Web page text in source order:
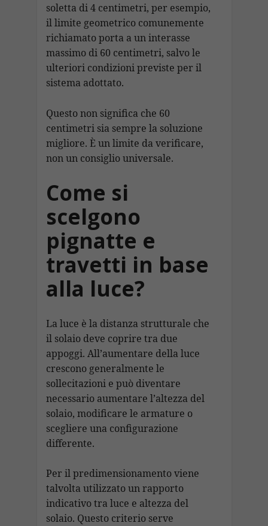
soletta di 4 centimetri, per esempio,
il limite geometrico comunemente
richiamato porta a un interasse
massimo di 60 centimetri, salvo le
ulteriori condizioni previste per il
sistema adottato.
Questo non significa che 60
centimetri sia sempre la soluzione
migliore. È un limite da verificare,
non un consiglio universale.
Come si
scelgono
pignatte e
travetti in base
alla luce?
La luce è la distanza strutturale che
il solaio deve coprire tra due
appoggi. All’aumentare della luce
crescono generalmente le
sollecitazioni e può diventare
necessario aumentare l’altezza del
solaio, modificare le armature o
scegliere una configurazione
differente.
Per il predimensionamento viene
talvolta utilizzato un rapporto
indicativo tra luce e altezza del
solaio. Questo criterio serve